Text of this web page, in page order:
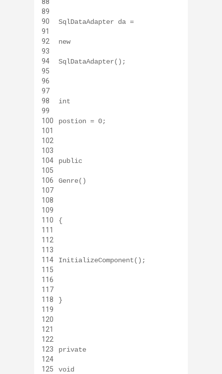
89
90
91
92
93
94
95
96
97
98
99
100
101
102
103
104
105
106
107
108
109
110
111
112
113
114
115
116
117
118
119
120
121
122
123
124
125
SqlDataAdapter da =
new
SqlDataAdapter();
int
postion = 0;
public
Genre()
{
InitializeComponent();
}
private
void